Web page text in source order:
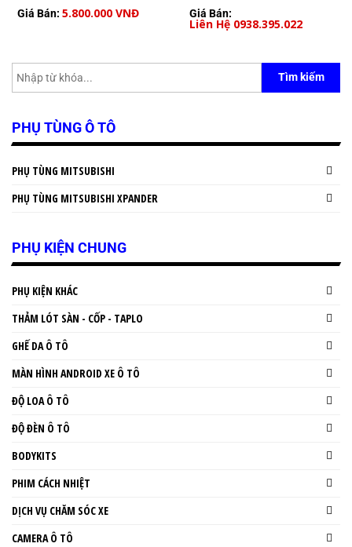
Giá Bán: 5.800.000 VNĐ Giá Bán:
Liên Hệ 0938.395.022
Tìm kiếm
PHỤ TÙNG Ô TÔ
PHỤ TÙNG MITSUBISHI
PHỤ TÙNG MITSUBISHI XPANDER
PHỤ KIỆN CHUNG
PHỤ KIỆN KHÁC
THẢM LÓT SÀN - CỐP - TAPLO
GHẾ DA Ô TÔ
MÀN HÌNH ANDROID XE Ô TÔ
ĐỘ LOA Ô TÔ
ĐỘ ĐÈN Ô TÔ
BODYKITS
PHIM CÁCH NHIỆT
DỊCH VỤ CHĂM SÓC XE
CAMERA Ô TÔ